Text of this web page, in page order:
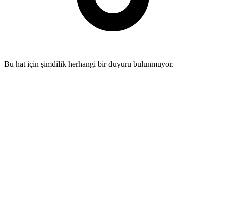
Bu hat için şimdilik herhangi bir duyuru bulunmuyor.